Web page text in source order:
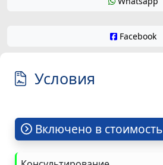
Facebook
Условия
Включено в стоимость